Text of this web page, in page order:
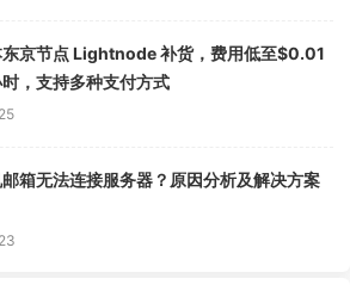
东京节点 Lightnode 补货，费用低至$0.01
，支持多种支付方式
箱无法连接服务器？原因分析及解决方案